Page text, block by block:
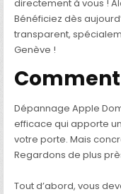
directement à vous !
Bénéficiez dès
transparent,
Genève !
Dépannage Apple
efficace qui apporte
votre porte. Mais
Regardons de plus
Tout d’abord, vous